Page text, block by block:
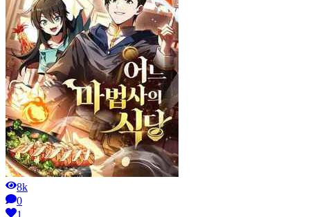
8k
0